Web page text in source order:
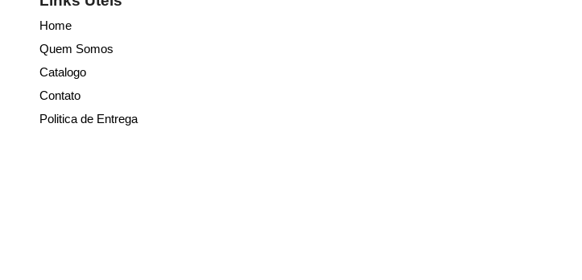
Home
Quem Somos
Catalogo
Contato
Politica de Entrega